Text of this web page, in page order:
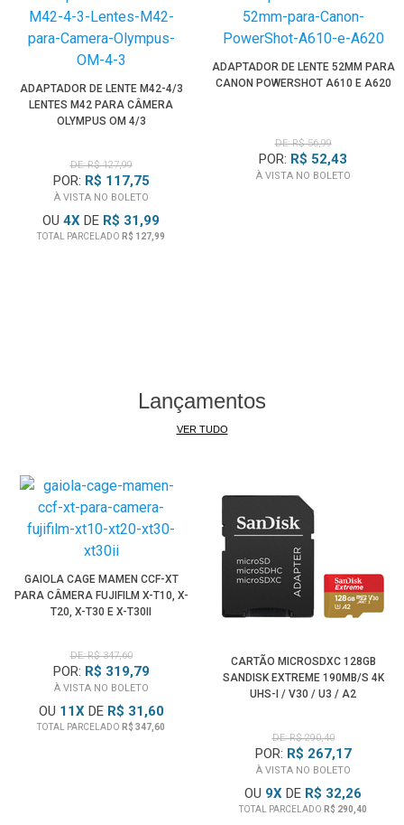
ADAPTADOR DE LENTE M42-4/3
LENTES M42 PARA CÂMERA
OLYMPUS OM 4/3
DE: R$ 127,99
POR: R$ 117,75
À VISTA NO BOLETO
OU 4X DE R$ 31,99
TOTAL PARCELADO R$ 127,99
ADAPTADOR DE LENTE 52MM PARA
CANON POWERSHOT A610 E A620
DE: R$ 56,99
POR: R$ 52,43
À VISTA NO BOLETO
Lançamentos
VER TUDO
GAIOLA CAGE MAMEN CCF-XT
PARA CÂMERA FUJIFILM X-T10, X-
T20, X-T30 E X-T30II
DE: R$ 347,60
POR: R$ 319,79
À VISTA NO BOLETO
OU 11XDE R$ 31,60
TOTAL PARCELADO R$ 347,60
CARTÃO MICROSDXC 128GB
SANDISK EXTREME 190MB/S 4K
UHS-I / V30 / U3 / A2
DE: R$ 290,40
POR: R$ 267,17
À VISTA NO BOLETO
OU 9X DE R$ 32,26
TOTAL PARCELADO R$ 290,40